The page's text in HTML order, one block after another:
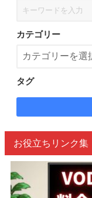
カテゴリー
タグ
お役立ちリンク集